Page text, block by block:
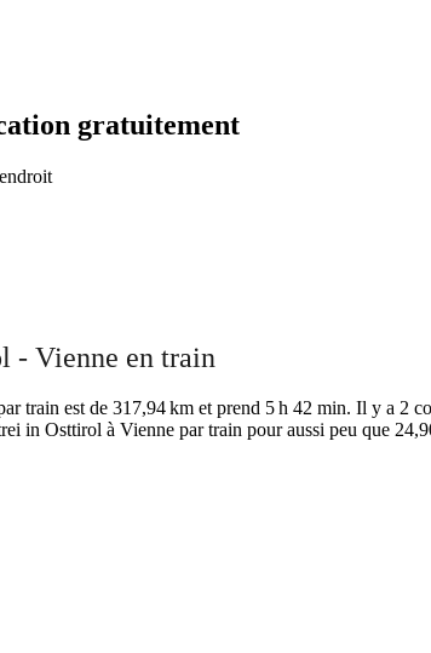
gratuitement
- Vienne en train
train est de 317,94 km et prend 5 h 42 min. Il y a 2
in Osttirol à Vienne par train pour aussi peu que